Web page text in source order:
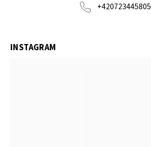
+420723445805
INSTAGRAM